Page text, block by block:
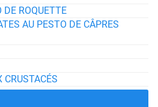
DE ROQUETTE
AU PESTO DE CÂPRES
CRUSTACÉS